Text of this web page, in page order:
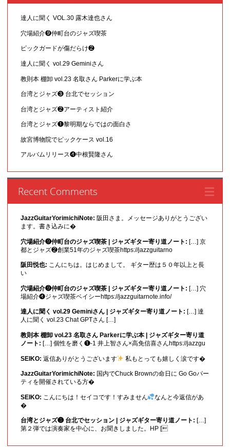
達人に聞く VOL.30 露木達也さん
穴場紹介❾仲町台のジャズ喫茶
ピックガードが傷だらけ❷
達人に聞く vol.29 Geminiさん
教則本 棚卸 vol.23 名取さん Parkerに学ぶ本
台湾とジャズ❸ 台北でセッション
台湾とジャズ❷アーティスト紹介
台湾とジャズ❶黎明期ならではの面白さ
故宮博物院でピックケース vol.16
アルバムリリース❹中根賢隆さん
Recent Comments
JazzGuitarYorimichiNote: 阪田さま。メッセージありがとうござい
ます。書き込みに�
穴場紹介❾仲町台のジャズ喫茶 | ジャズギター寄り道ノート: […] 京
都とジャズ❷創業51年のジャズ喫茶https://jazzguitarno
阪田悦也: こんにちは。はじめまして。 ギター歴は５０年以上と長
い
穴場紹介❾仲町台のジャズ喫茶 | ジャズギター寄り道ノート: […] 穴
場紹介❹ジャズ喫茶ベイシーhttps://jazzguitarnote.info/
達人に聞く vol.29 Geminiさん | ジャズギター寄り道ノート: […] 達
人に聞く vol.23 Chat GPTさん […]
教則本 棚卸 vol.23 名取さん Parkerに学ぶ本 | ジャズギター寄り道
ノート: […] 個性を磨く❶-1 井上智さん×高免信喜さんhttps://jazzgu
SEIKO: 返信ありがとうございます 私もとっても嬉しく涙です�
JazzGuitarYorimichiNote: 国内でChuck Brownの命日に Go Goパー
ティを開催されている方�
SEIKO: こんにちは！セイコです！すみません
なんと今返信があ
�
台湾とジャズ❸ 台北でセッション | ジャズギター寄り道ノート: […]
第２弾では演奏家を中心に、お聞きしました。HP [